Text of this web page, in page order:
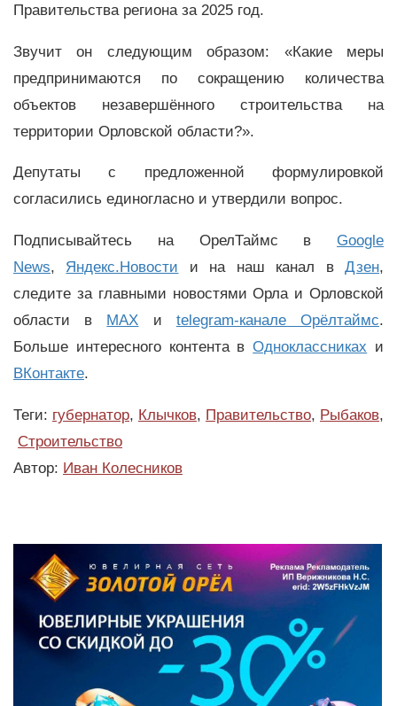
Правительства региона за 2025 год.
Звучит он следующим образом: «Какие меры
предпринимаются по сокращению количества
объектов незавершённого строительства на
территории Орловской области?».
Депутаты с предложенной формулировкой
согласились единогласно и утвердили вопрос.
Подписывайтесь на ОрелТаймс в Google
News, Яндекс.Новости и на наш канал вДзен,
следите за главными новостями Орла и Орловской
области в MAX и telegram-канале Орёлтаймс.
Больше интересного контента вОдноклассниках и
ВКонтакте.
Теги: губернатор, Клычков, Правительство, Рыбаков,
Строительство
Автор: Иван Колесников